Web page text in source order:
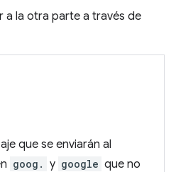
a la otra parte a través de
que se enviarán al
goog. y google que no